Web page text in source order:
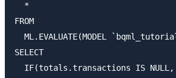
  *
FROM
ML.EVALUATE(MODEL
SELECT
IF(totals.transactions IS